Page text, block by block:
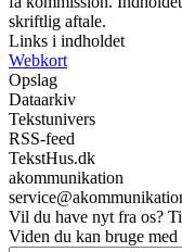
skriftlig aftale.
Links i indholdet
Webkort
Opslag
Dataarkiv
Tekstunivers
RSS-feed
TekstHus.dk
akommunikation
Vil du have nyt fra os?
Viden du kan bruge